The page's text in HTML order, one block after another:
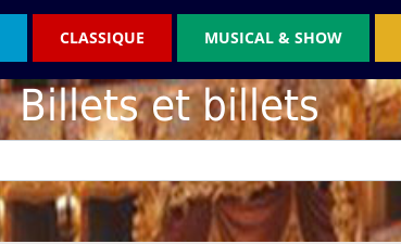
CLASSIQUE MUSICAL & SHOW
Billets et billets